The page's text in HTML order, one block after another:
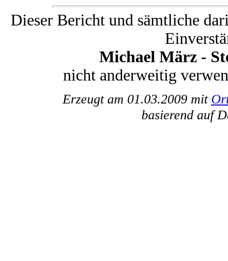
Dieser Bericht und sämtliche
Michael März -
nicht anderweitig
Erzeugt am 01.03.2009 mit
basierend auf